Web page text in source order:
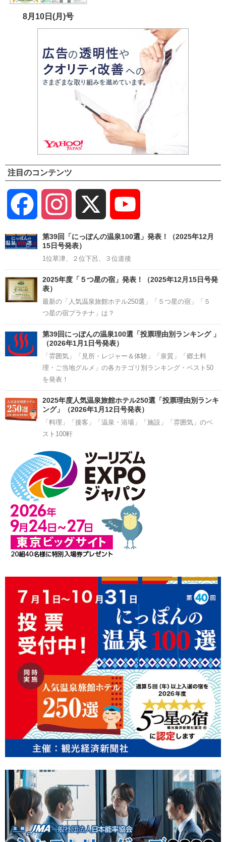
8月10日(月)号
注目のコンテンツ
Facebook Instagram
Channel
第39回「にっぽんの温泉100選」発表！（2025年12月
15日号発表）
1位草津、２位下呂、３位道後
2025年度「５つ星の宿」発表！（2025年12月15日号発
表）
最新の「人気温泉旅館ホテル250選」「５つ星の宿」「５
つ星の宿プラチナ」は？
第39回にっぽんの温泉100選「投票理由別ランキング 」
（2026年1月1日号発表）
「雰囲気」「見所・レジャー＆体験」「泉質」「郷土料
理・ご当地グルメ」の各カテゴリ別ランキング・ベスト50
を発表！
2025年度人気温泉旅館ホテル250選「投票理由別ランキ
ング」（2026年1月12日号発表）
「料理」「接客」「温泉・浴場」「施設」「雰囲気」のベ
スト100軒